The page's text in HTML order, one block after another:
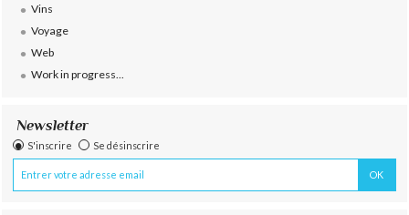
Vins
Voyage
Web
Work in progress...
Newsletter
S'inscrire Se désinscrire